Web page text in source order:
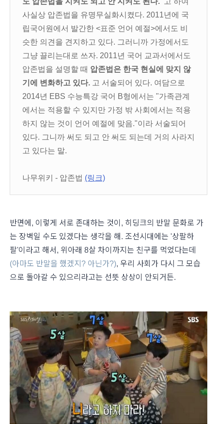
사실상 압존법을 유명무실화시켰다. 2011년에 국
립국어원에서 발간한 <표준 언어 예절>에서도 비
슷한 의견을 견지하고 있다. 그러니까 가정에서도
그냥 끌리는대로 쓰자. 2011년 국어 교과서에서도
압존법을 설명할 때 압존법은 한국 현실에 맞지 않
기에 변화하고 있다. 고 서술되어 있다. 여담으로
2014년 EBS 수능특강 국어 B형에서는 "가족관계
에서는 적용할 수 있지만 가정 밖 사회에서는 적용
하지 않는 것이 언어 예절에 맞음."이라 서술되어
있다. 그니까 써도 되고 안 써도 되는데 거의 사라지
고 있다는 말.
나무위키 - 압존법 (링크)
반면에, 이렇게 서로 존대하는 것이, 히딩크의 반말 문화로 가
는 장벽일 수도 있겠다는 생각을 해. 조선시대에는 '상팔하
팔'이라고 해서, 위아래 8살 차이까지는 친구를 먹었다는데
(아마도 반말을 했겠지? 아닌가?), 우리 사회가 다시 그 모습
으로 돌아갈 수 있으리라고는 선뜻 상상이 안되거든.